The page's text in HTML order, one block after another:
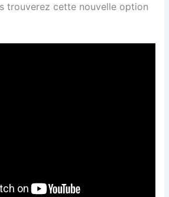
trouverez cette nouvelle option